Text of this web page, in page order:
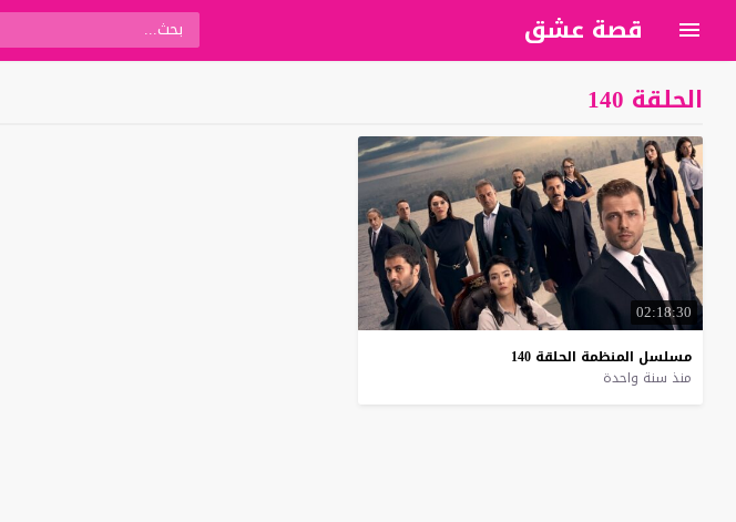
قصة عشق
الحلقة 140
02:18:30
مسلسل المنظمة الحلقة 140
منذ سنة واحدة